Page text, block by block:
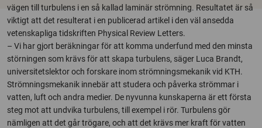
vägen till turbulens i en så kallad laminär strömning. Resultatet är så
viktigt att det resulterat i en publicerad artikel i den väl ansedda
vetenskapliga tidskriften Physical Review Letters.
– Vi har gjort beräkningar för att komma underfund med den minsta
störningen som krävs för att skapa turbulens, säger Luca Brandt,
universitetslektor och forskare inom strömningsmekanik vid KTH.
Strömningsmekanik innebär att studera och påverka strömmar i
vatten, luft och andra medier. De nyvunna kunskaperna är ett första
steg mot att undvika turbulens, till exempel i rör. Turbulens gör
nämligen att det går trögare, och att det krävs mer kraft för vatten